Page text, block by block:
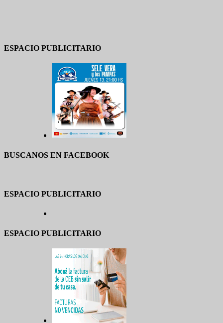
ESPACIO PUBLICITARIO
BUSCANOS EN FACEBOOK
ESPACIO PUBLICITARIO
ESPACIO PUBLICITARIO